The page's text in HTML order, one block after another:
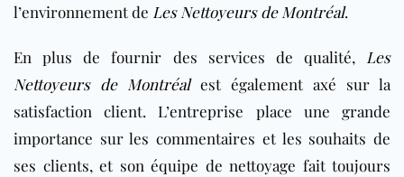
l’environnement de Les Nettoyeurs de Montréal.
En plus de fournir des services de qualité, Les
Nettoyeurs de Montréalest également axé sur la
satisfaction client. L’entreprise place une grande
importance sur les commentaires et les souhaits de
ses clients, et son équipe de nettoyage fait toujours